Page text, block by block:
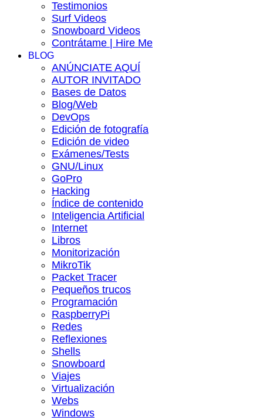
Testimonios
Surf Videos
Snowboard Videos
Contrátame | Hire Me
BLOG
ANÚNCIATE AQUÍ
AUTOR INVITADO
Bases de Datos
Blog/Web
DevOps
Edición de fotografía
Edición de video
Exámenes/Tests
GNU/Linux
GoPro
Hacking
Índice de contenido
Inteligencia Artificial
Internet
Libros
Monitorización
MikroTik
Packet Tracer
Pequeños trucos
Programación
RaspberryPi
Redes
Reflexiones
Shells
Snowboard
Viajes
Virtualización
Webs
Windows